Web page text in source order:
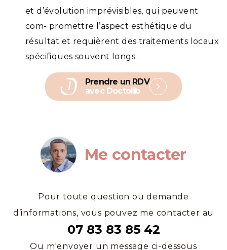
et d’évolution imprévisibles, qui peuvent
com- promettre l’aspect esthétique du
résultat et requièrent des traitements locaux
spécifiques souvent longs.
Prendre un RDV
avec Doctolib
Me contacter
Pour toute question ou demande
d’informations, vous pouvez me contacter au
07 83 83 85 42
Ou m'envoyer un message ci-dessous